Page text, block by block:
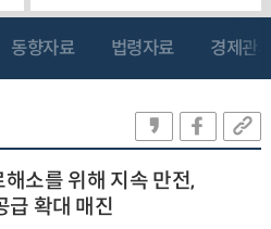
동향자료 법령자료 경제관
소를 위해 지속 만전,
급 확대 매진